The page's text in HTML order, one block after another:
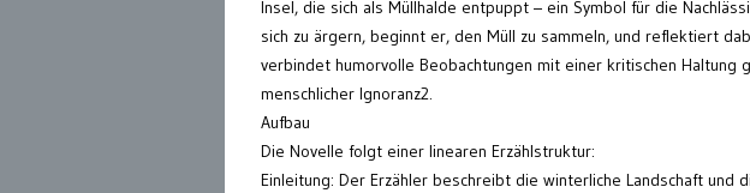
Insel, die sich als Müllhalde entpuppt – ein Symbol für die
sich zu ärgern, beginnt er, den Müll zu sammeln, und reflektiert
verbindet humorvolle Beobachtungen mit einer kritischen Haltung
menschlicher Ignoranz2.
Aufbau
Die Novelle folgt einer linearen Erzählstruktur:
Einleitung: Der Erzähler beschreibt die winterliche Landschaft und